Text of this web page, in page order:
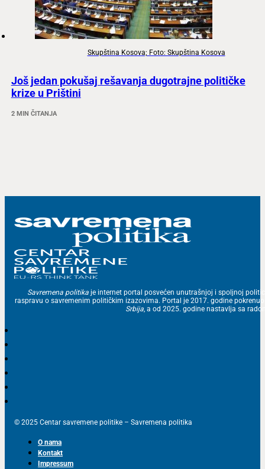
Skupština Kosova; Foto: Skupština Kosova
Još jedan pokušaj rešavanja dugotrajne političke
krize u Prištini
2 MIN ČITANJA
Savremena politika je internet portal posvećen unutrašnjoj i spoljnoj
raspravu o savremenim političkim izazovima. Portal je 2017. godine
Srbija, a od 2025. godine nastavlja sa
© 2025 Centar savremene politike – Savremena politika
O nama
Kontakt
Impressum